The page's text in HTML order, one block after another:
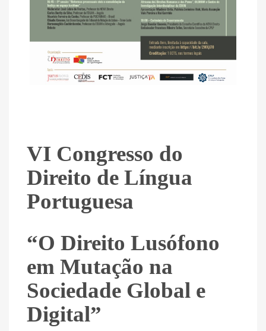
VI Congresso do
Direito de Língua
Portuguesa
“O Direito Lusófono
em Mutação na
Sociedade Global e
Digital”